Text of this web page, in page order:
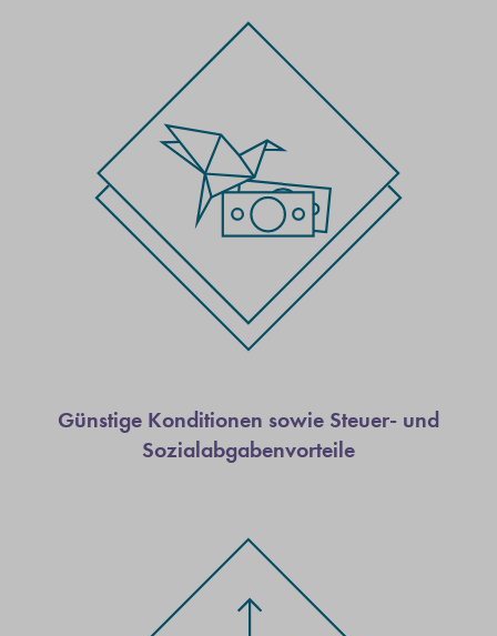
Günstige Konditionen sowie Steuer- und
Sozialabgabenvorteile